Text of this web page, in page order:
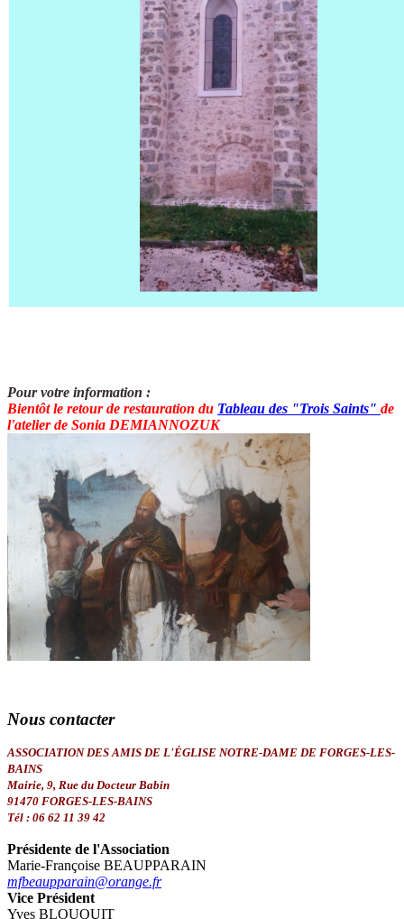
Pour votre information :
Bientôt le retour de restauration du Tableau des "Trois Saints" de
l'atelier de Sonia DEMIANNOZUK
Nous contacter
ASSOCIATION DES AMIS DE L'ÉGLISE NOTRE-DAME DE FORGES-LES-
BAINS
Mairie, 9, Rue du Docteur Babin
91470 FORGES-LES-BAINS
Tél : 06 62 11 39 42
Présidente de l'Association
Marie-Françoise BEAUPPARAIN
mfbeaupparain@orange.fr
Vice Président
Yves BLOUQUIT